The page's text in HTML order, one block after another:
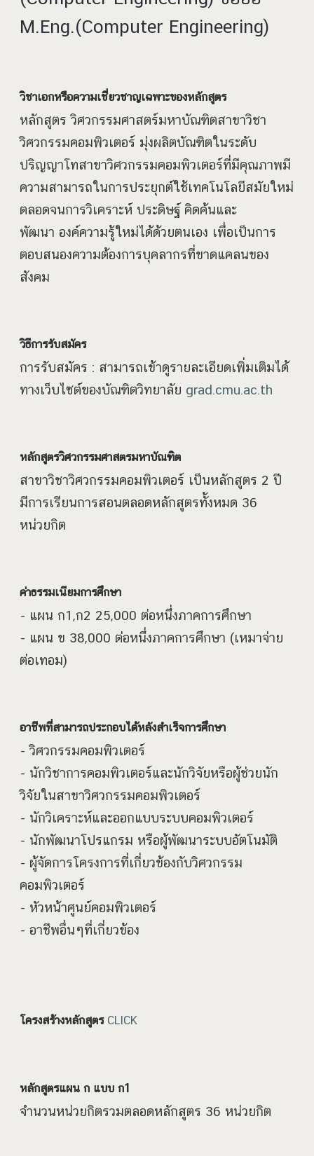
M.Eng.(Computer Engineering)
วิชาเอกหรือความเชี่ยวชาญเฉพาะของหลักสูตร
หลักสูตร วิศวกรรมศาสตร์มหาบัณฑิตสาขาวิชา
วิศวกรรมคอมพิวเตอร์ มุ่งผลิตบัณฑิตในระดับ
ปริญญาโทสาขาวิศวกรรมคอมพิวเตอร์ที่มีคุณภาพมี
ความสามารถในการประยุกต์ใช้เทคโนโลยีสมัยใหม่
ตลอดจนการวิเคราะห์ ประดิษฐ์ คิดค้นและ
พัฒนา องค์ความรู้ใหม่ได้ด้วยตนเอง เพื่อเป็นการ
ตอบสนองความต้องการบุคลากรที่ขาดแคลนของ
สังคม
วิธีการรับสมัคร
การรับสมัคร : สามารถเข้าดูรายละเอียดเพิ่มเติมได้
ทางเว็บไซต์ของบัณฑิตวิทยาลัย grad.cmu.ac.th
หลักสูตรวิศวกรรมศาสตรมหาบัณฑิต
สาขาวิชาวิศวกรรมคอมพิวเตอร์ เป็นหลักสูตร 2 ปี
มีการเรียนการสอนตลอดหลักสูตรทั้งหมด 36
หน่วยกิต
ค่าธรรมเนียมการศึกษา
- แผน ก1,ก2 25,000 ต่อหนึ่งภาคการศึกษา
- แผน ข 38,000 ต่อหนึ่งภาคการศึกษา (เหมาจ่าย
ต่อเทอม)
อาชีพที่สามารถประกอบได้หลังสำเร็จการศึกษา
- วิศวกรรมคอมพิวเตอร์
- นักวิชาการคอมพิวเตอร์และนักวิจัยหรือผู้ช่วยนัก
วิจัยในสาขาวิศวกรรมคอมพิวเตอร์
- นักวิเคราะห์และออกแบบระบบคอมพิวเตอร์
- นักพัฒนาโปรแกรม หรือผู้พัฒนาระบบอัตโนมัติ
- ผู้จัดการโครงการที่เกี่ยวข้องกับวิศวกรรม
คอมพิวเตอร์
- หัวหน้าศูนย์คอมพิวเตอร์
- อาชีพอื่นๆที่เกี่ยวข้อง
โครงสร้างหลักสูตรCLICK
หลักสูตรแผน ก แบบ ก1
จำนวนหน่วยกิตรวมตลอดหลักสูตร 36 หน่วยกิต